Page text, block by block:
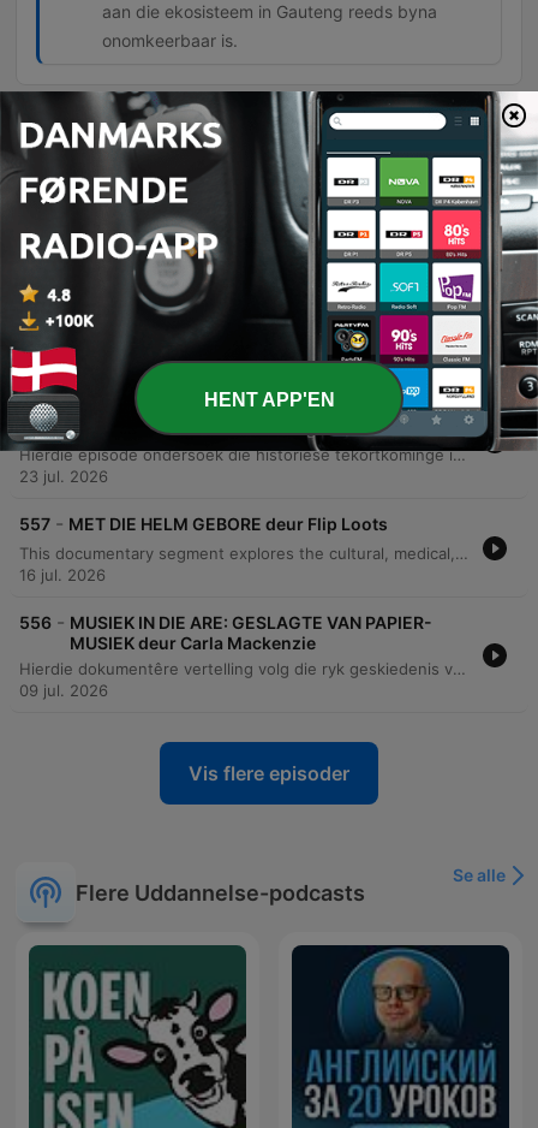
aan die ekosisteem in Gauteng reeds byna
onomkeerbaar is.
Episoder
560 - DIE GEVAAR IN ONS GROEN ARE deur Esté de
Hierdie episode ondersoek die ernstige water- en afvalwaterkrisis in Suid-Afrika, met spesifieke fokus op Gauteng se besoedelde riviere en die mislukking van munisipaliteite om infrastruktuur te onderhou. Die gesprek belig hoe rioolbesoedeling en mynwaterbesoedeling lei tot radioaktiewe brandpunte en onomkeerbare skade aan ekosisteme. Verder word die politiek-ekologiese ramp bespreek, waar swak bestuur en die gebrek aan wetlike toepassing amptenare se verantwoordbaarheid bemoeilik. Die episode beklemtoon die noodsaaklikheid van dringende infrastruktuurherstel en nasionale aksie om die verval van waterbronne te stop.
06 aug. 2026
559 - DIE LANGPAD deur Ettienne Ludick
Hierdie episode verken die lewe van Suid-Afrikaanse langafstandvragmotorbestuurders en vergelyk die Hollywood-romantiek van die pad met die harde realiteit. Dit dek temas soos die emosionele tol van afwesigheid by die gesin, die gevare van misdaad en onveiligheid by trokstopplekke, asook die ekonomiese druk van transportmaatskappye. Verder word die uitdagings van onregverdige betaalstelsels en die ernstige impak van isolasie op geestesgesondheid bespreek. Dr. Michelle Diamond verduidelik hoe chroniese moegheid en stres die bestuurders beïnvloed, terwyl die sterk broederskap en onderlinge ondersteuning tussen bestuurders op die pad beklemtoon word.
30 jul. 2026
558 - NIE VIR HAAR GEBOU: DIE GESLAGSGAPING IN
DIE ONGELUK deur Martelize Brink
Hierdie episode ondersoek die historiese tekortkominge in motorveiligheidstoetse, wat tradisioneel op manlike anatomie gebaseer was, en die belangrikheid van die ontwikkeling van nuwe vroulike botstoetspoppe om die hoër risiko van ernstige beserings by vroue te verminder. Die gesprek fokus ook op die uitdagings van voertuigveiligheid in Afrika, waar die gebrek aan minimum regulasies lei tot die invoer van goedkoop voertuie met minder veiligheidstelsels. Die episode beklemtoon die noodsaaklikheid van inklusiewe ontwerp en die rol van NCAP-programme in die dryf van innovasie.
23 jul. 2026
557 - MET DIE HELM GEBORE deur Flip Loots
This documentary segment explores the cultural, medical, and religious perspectives on being born 'with the helm' (en caul). It examines personal anecdotes of perceived intuition alongside medical explanations that define the phenomenon as a rare but normal biological variation. The discussion further addresses the distinction between cultural traditions and biblical truths. The speaker argues that while subjective experiences may exist, believers should use the Bible as the ultimate standard to test any spiritual claims or supernatural assertions.
16 jul. 2026
556 - MUSIEK IN DIE ARE: GESLAGTE VAN PAPIER-
MUSIEK deur Carla Mackenzie
Hierdie dokumentêre vertelling volg die ryk geskiedenis van die Papierfamilieband, 'n musiekgroep wat reeds sedert 1932 bestaan. Die storie fokus op die nalatenskap van die familie, van die stigting deur Martinez Papier tot die moderne prestasie van sy agterkleinkind, Greigin, wat die groep na die wêreldverhoog van die Chelsea Blommerskou in Londen geneem het. Die episode ondersoek die diep wortels van Langarm-musiek in die Wes-Kaap en hoe hierdie tradisie as 'n universele taal dien wat kulture en generasies verbind. Die vertelling bied 'n intieme kykie na die persoonlike groei van 'n musikant wat van kleuterjare op tromme tot by die bespeel van verskeie instrumente ontwikkel het. Dit beklemtoon die belangrikheid van respek vir tradisie, die rol van musiek in gemeenskapsgeleenthede soos troues en begrafnisse, en die trots van 'n familie wat hul kulturele erfenis met die wêreld deel.
09 jul. 2026
Vis flere episoder
Flere Uddannelse-podcasts
Se alle
HENT APP'EN